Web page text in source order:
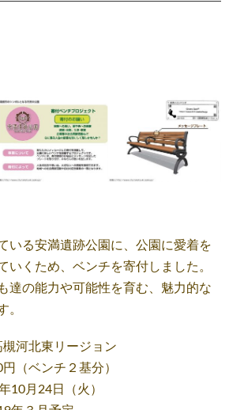
いる安満遺跡公園に、公園に愛着を
いくため、ベンチを寄付しました。
達の能力や可能性を育む、魅力的な
。
河北東リージョン
（ベンチ２基分）
10月24日（火）